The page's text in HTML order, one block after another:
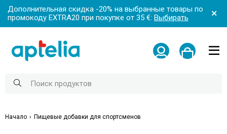
Дополнительная скидка -20% на выбранные товары по
промокоду EXTRA20 при покупке от 35 €: Выбирать
Начало Пищевые добавки для спортсменов